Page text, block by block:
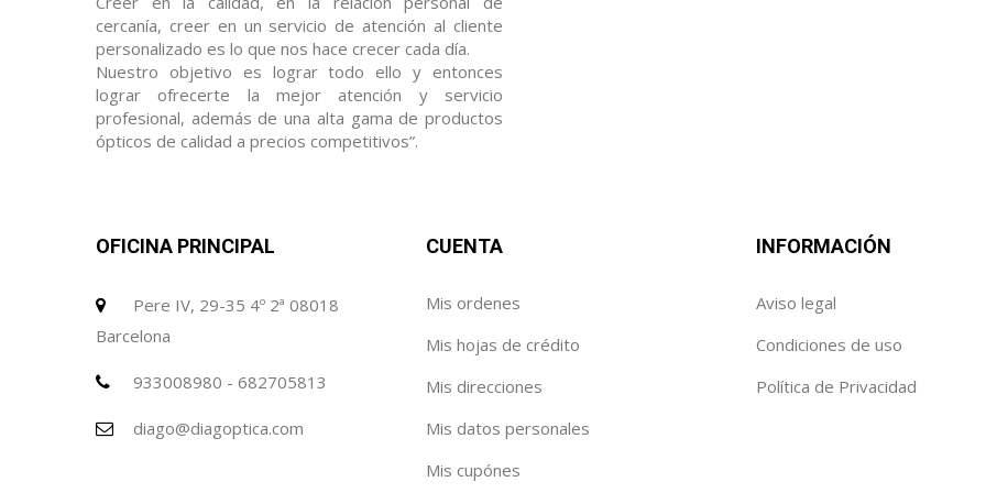
cercanía, creer en un servicio de atención al cliente
personalizado es lo que nos hace crecer cada día.
Nuestro objetivo es lograr todo ello y entonces
lograr ofrecerte la mejor atención y servicio
profesional, además de una alta gama de productos
ópticos de calidad a precios competitivos”.
OFICINA PRINCIPAL
Pere IV, 29-35 4º 2ª 08018
Barcelona
933008980 - 682705813
diago@diagoptica.com
CUENTA
Mis ordenes
Mis hojas de crédito
Mis direcciones
Mis datos personales
Mis cupónes
INFORMACIÓN
Aviso legal
Condiciones de uso
Política de Privacidad